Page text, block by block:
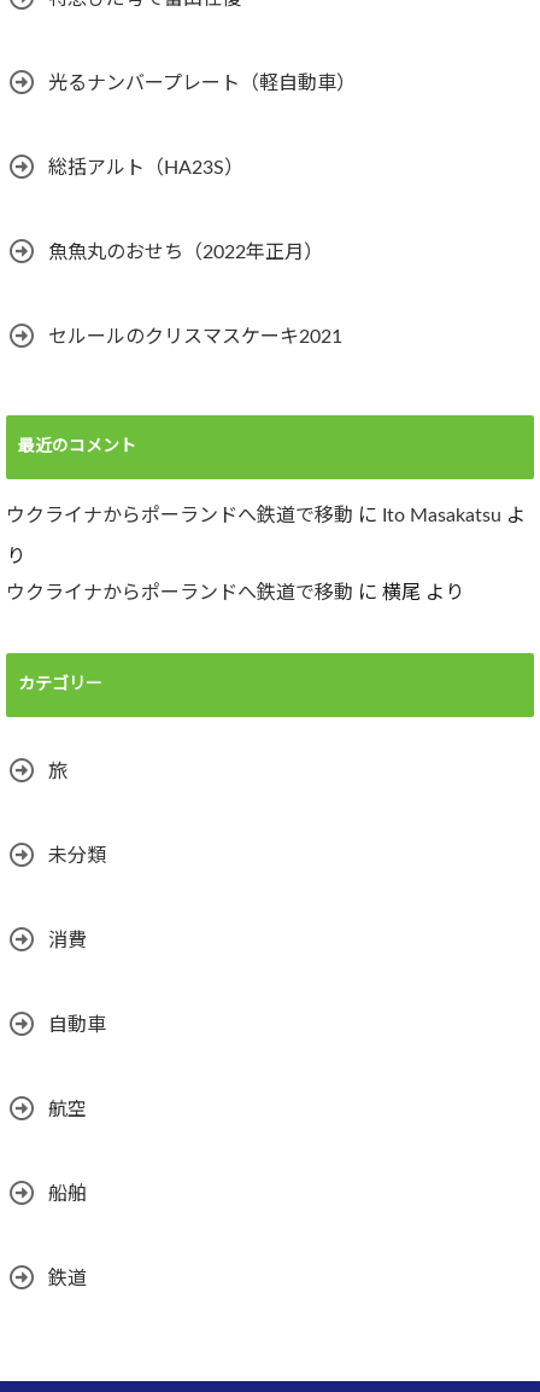
光るナンバープレート（軽自動車）
総括アルト（HA23S）
魚魚丸のおせち（2022年正月）
セルールのクリスマスケーキ2021
最近のコメント
ウクライナからポーランドへ鉄道で移動 に Ito Masakatsu よ
り
ウクライナからポーランドへ鉄道で移動 に 横尾 より
カテゴリー
旅
未分類
消費
自動車
航空
船舶
鉄道